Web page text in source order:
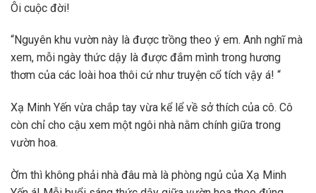
Ôi cuộc đời!
“Nguyên khu vườn này là được trồng theo ý em. Anh nghĩ mà
xem, mỗi ngày thức dậy là được đắm mình trong hương
thơm của các loài hoa thôi cứ như truyện cổ tích vậy á! “
Xạ Minh Yến vừa chắp tay vừa kể lể về sở thích của cô. Cô
còn chỉ cho cậu xem một ngôi nhà nằm chính giữa trong
vườn hoa.
Ờm thì không phải nhà đâu mà là phòng ngủ của Xạ Minh